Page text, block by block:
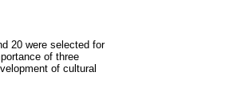
20 were selected for
of three
of cultural